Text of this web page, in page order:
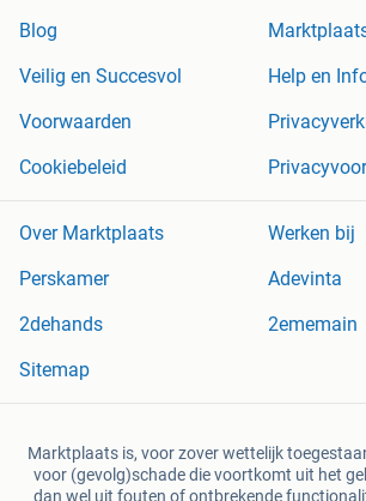
Blog
Veilig en Succesvol
Help en
Voorwaarden
Cookiebeleid
Over Marktplaats
Werken bij
Perskamer
Adevinta
2dehands
2ememain
Sitemap
Marktplaats is, voor zover wettelijk
voor (gevolg)schade die voortkomt uit het
dan wel uit fouten of ontbrekende